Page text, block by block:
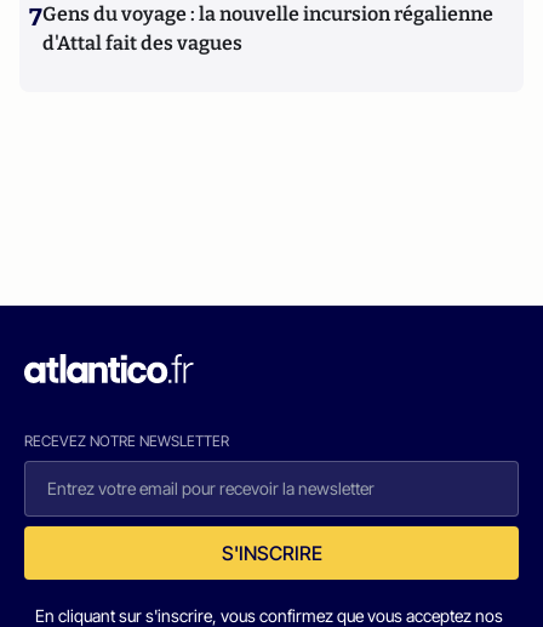
7Gens du voyage : la nouvelle incursion régalienne
d'Attal fait des vagues
RECEVEZ NOTRE NEWSLETTER
S'INSCRIRE
En cliquant sur s'inscrire, vous confirmez que vous acceptez nos